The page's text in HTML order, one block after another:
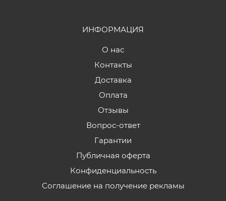
ИНФОРМАЦИЯ
О нас
Контакты
Доставка
Оплата
Отзывы
Вопрос-ответ
Гарантии
Публичная оферта
Конфиденциальность
Соглашение на получение рекламы